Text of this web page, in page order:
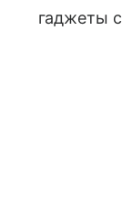
гаджеты